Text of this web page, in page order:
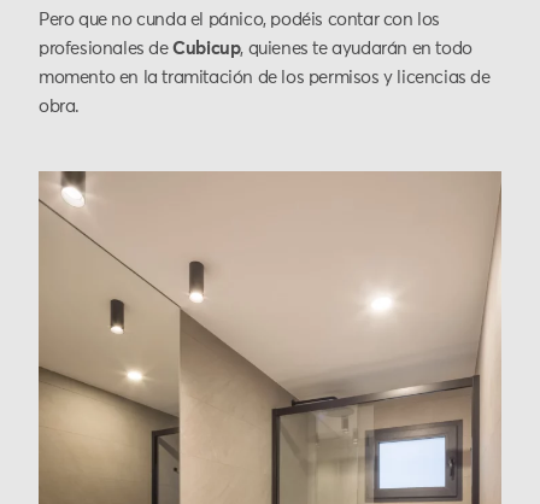
Pero que no cunda el pánico, podéis contar con los
profesionales deCubicup, quienes te ayudarán en todo
momento en la tramitación de los permisos y licencias de
obra.